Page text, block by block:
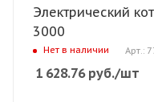
Электрический
3000
Нет в наличии Арт.:
1 628.76руб./шт